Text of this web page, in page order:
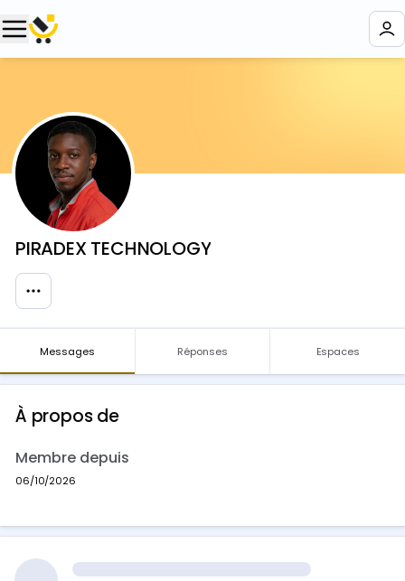
PIRADEX TECHNOLOGY
Messages Réponses Espaces
À propos de
Membre depuis
06/10/2026